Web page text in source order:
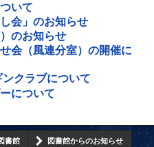
いて
会」のお知らせ
のお知らせ
会（風連分室）の開催に
ンクラブについて
について
書館 図書館からのお知らせ